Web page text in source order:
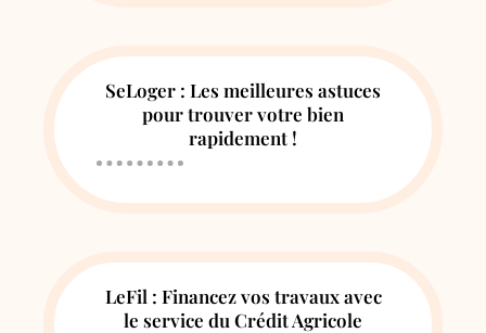
SeLoger : Les meilleures astuces
pour trouver votre bien
rapidement !
LeFil : Financez vos travaux avec
le service du Crédit Agricole